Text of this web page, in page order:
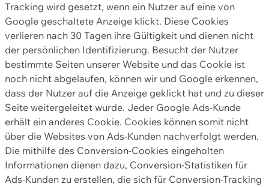
Tracking wird gesetzt, wenn ein Nutzer auf eine von
Google geschaltete Anzeige klickt. Diese Cookies
verlieren nach 30 Tagen ihre Gültigkeit und dienen nicht
der persönlichen Identifizierung. Besucht der Nutzer
bestimmte Seiten unserer Website und das Cookie ist
noch nicht abgelaufen, können wir und Google erkennen,
dass der Nutzer auf die Anzeige geklickt hat und zu dieser
Seite weitergeleitet wurde. Jeder Google Ads-Kunde
erhält ein anderes Cookie. Cookies können somit nicht
über die Websites von Ads-Kunden nachverfolgt werden.
Die mithilfe des Conversion-Cookies eingeholten
Informationen dienen dazu, Conversion-Statistiken für
Ads-Kunden zu erstellen, die sich für Conversion-Tracking